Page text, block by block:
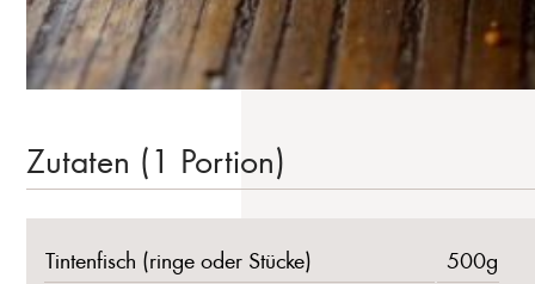
Zutaten (1 Portion)
Tintenfisch (ringe oder Stücke)
500g